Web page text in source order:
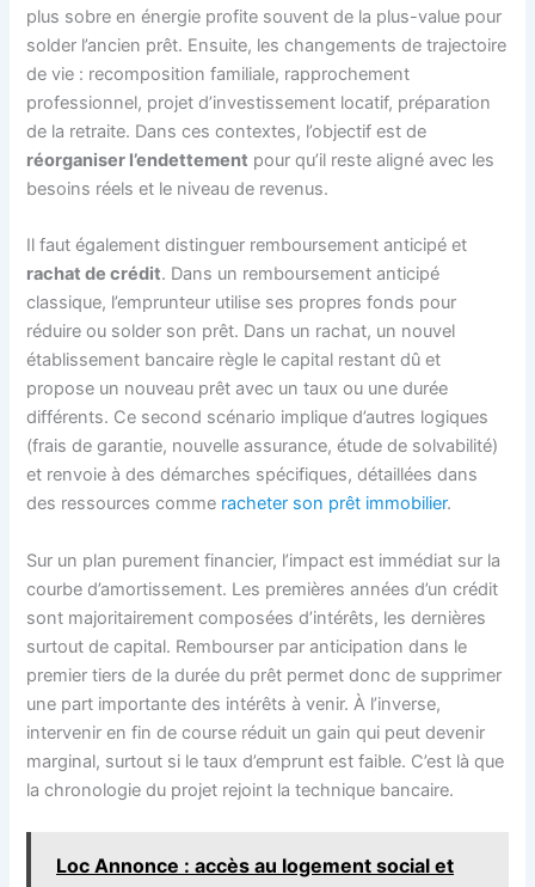
plus sobre en énergie profite souvent de la plus-value pour
solder l’ancien prêt. Ensuite, les changements de trajectoire
de vie : recomposition familiale, rapprochement
professionnel, projet d’investissement locatif, préparation
de la retraite. Dans ces contextes, l’objectif est de
réorganiser l’endettement pour qu’il reste aligné avec les
besoins réels et le niveau de revenus.
Il faut également distinguer remboursement anticipé et
rachat de crédit. Dans un remboursement anticipé
classique, l’emprunteur utilise ses propres fonds pour
réduire ou solder son prêt. Dans un rachat, un nouvel
établissement bancaire règle le capital restant dû et
propose un nouveau prêt avec un taux ou une durée
différents. Ce second scénario implique d’autres logiques
(frais de garantie, nouvelle assurance, étude de solvabilité)
et renvoie à des démarches spécifiques, détaillées dans
des ressources comme racheter son prêt immobilier.
Sur un plan purement financier, l’impact est immédiat sur la
courbe d’amortissement. Les premières années d’un crédit
sont majoritairement composées d’intérêts, les dernières
surtout de capital. Rembourser par anticipation dans le
premier tiers de la durée du prêt permet donc de supprimer
une part importante des intérêts à venir. À l’inverse,
intervenir en fin de course réduit un gain qui peut devenir
marginal, surtout si le taux d’emprunt est faible. C’est là que
la chronologie du projet rejoint la technique bancaire.
Loc Annonce : accès au logement social et